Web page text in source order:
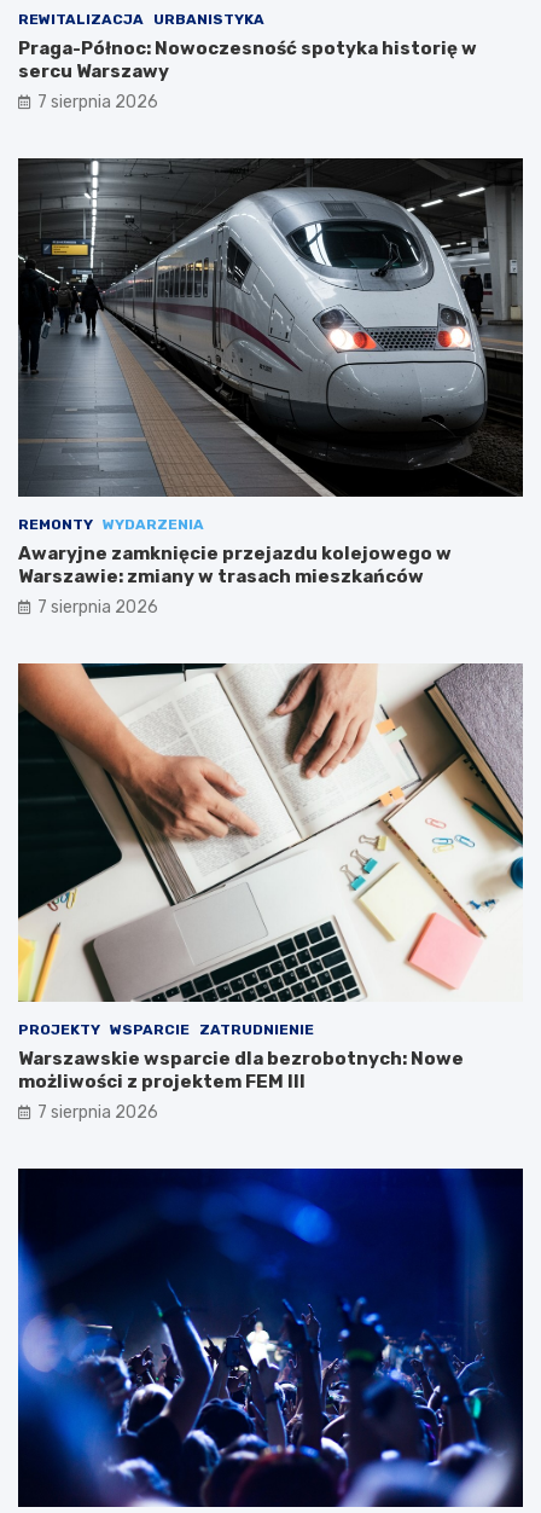
REWITALIZACJA URBANISTYKA
Praga-Północ: Nowoczesność spotyka historię w
sercu Warszawy
7 sierpnia 2026
REMONTY WYDARZENIA
Awaryjne zamknięcie przejazdu kolejowego w
Warszawie: zmiany w trasach mieszkańców
7 sierpnia 2026
PROJEKTY WSPARCIE ZATRUDNIENIE
Warszawskie wsparcie dla bezrobotnych: Nowe
możliwości z projektem FEM III
7 sierpnia 2026